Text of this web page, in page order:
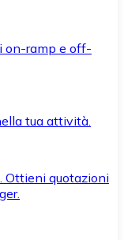
on-ramp e off-
tua attività.
Ottieni quotazioni